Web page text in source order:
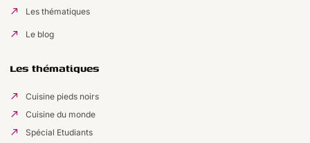
Les thématiques
Le blog
Les thématiques
Cuisine pieds noirs
Cuisine du monde
Spécial Etudiants